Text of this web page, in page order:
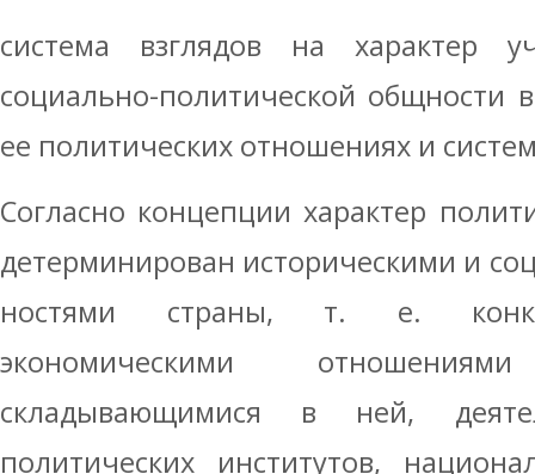
система взглядов на характер
социально-политической общ­ности
ее политических отношениях и
Согласно концепции характер
детерминирован историческими и
ностями страны, т. е.
экономическими
складывающимися в ней,
политических институтов,